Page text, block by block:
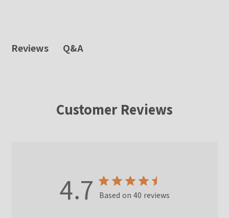
Reviews Q&A
Customer Reviews
4.7 Based on 40 reviews